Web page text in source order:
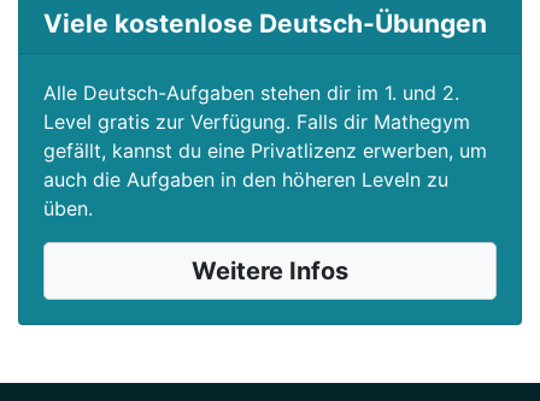
Viele kostenlose Deutsch-Übungen
Alle Deutsch-Aufgaben stehen dir im 1. und 2.
Level gratis zur Verfügung. Falls dir Mathegym
gefällt, kannst du eine Privatlizenz erwerben, um
auch die Aufgaben in den höheren Leveln zu
üben.
Weitere Infos